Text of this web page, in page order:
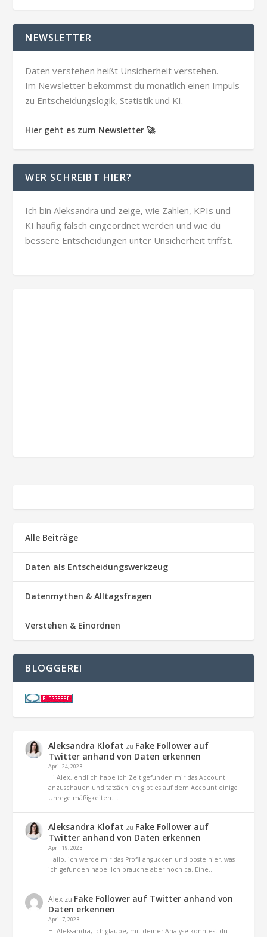
NEWSLETTER
Daten verstehen heißt Unsicherheit verstehen.
Im Newsletter bekommst du monatlich einen Impuls
zu Entscheidungslogik, Statistik und KI.
Hier geht es zum Newsletter 🚀
WER SCHREIBT HIER?
Ich bin Aleksandra und zeige, wie Zahlen, KPIs und
KI häufig falsch eingeordnet werden und wie du
bessere Entscheidungen unter Unsicherheit triffst.
Alle Beiträge
Daten als Entscheidungswerkzeug
Datenmythen & Alltagsfragen
Verstehen & Einordnen
BLOGGEREI
Aleksandra Klofat zu Fake Follower auf
Twitter anhand von Daten erkennen
April 24, 2023
Hi Alex, endlich habe ich Zeit gefunden mir das Account
anzuschauen und tatsächlich gibt es auf dem Account einige
Unregelmäßigkeiten.…
Aleksandra Klofat zu Fake Follower auf
Twitter anhand von Daten erkennen
April 19, 2023
Hallo, ich werde mir das Profil angucken und poste hier, was
ich gefunden habe. Ich brauche aber noch ca. Eine…
Alex zu Fake Follower auf Twitter anhand von
Daten erkennen
April 7, 2023
Hi Aleksandra, ich glaube, mit deiner Analyse könntest du